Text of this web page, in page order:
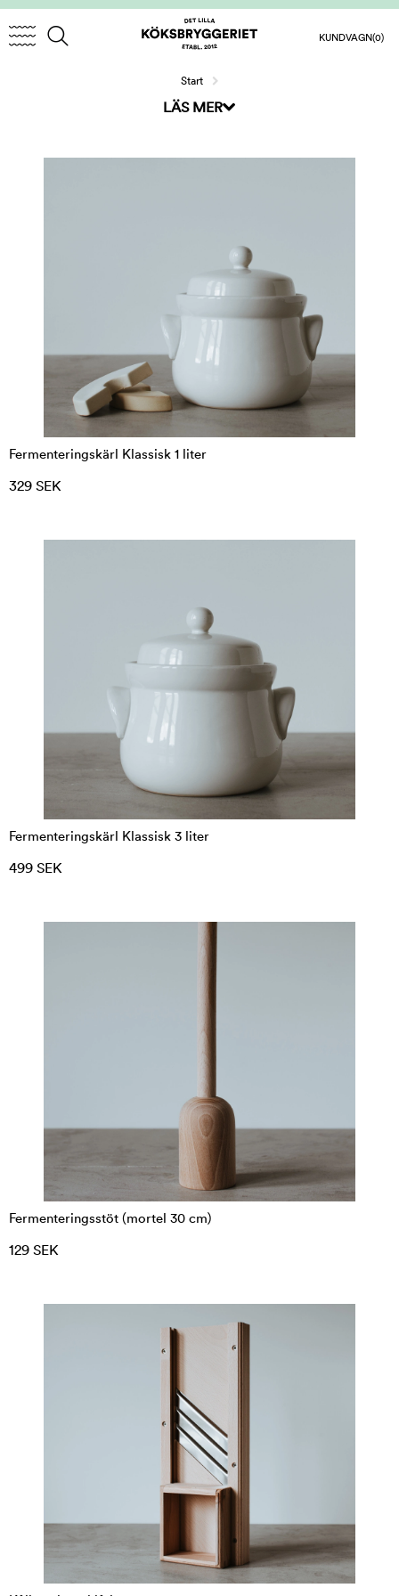
KUNDVAGN(0)
Start
LÄS MER
Fermenteringskärl Klassisk 1 liter
329 SEK
Fermenteringskärl Klassisk 3 liter
499 SEK
Fermenteringsstöt (mortel 30 cm)
129 SEK